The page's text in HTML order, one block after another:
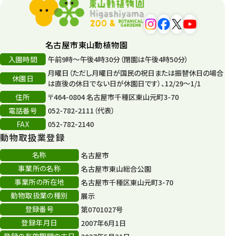
森のとこやさん
再生フォーラム
80周年 36
その他
その他イベント
スカイタワー
年末年始のイベント
秋まつり
名古屋市東山動植物園
入園時間
午前9時～午後4時30分（閉園は午後4時50分）
休園日
月曜日（ただし月曜日が国民の祝日または振替休日の場合
は直後の休日でない日が休園日です）、12/29～1/1
住所
〒464-0804 名古屋市千種区東山元町3-70
電話番号
052-782-2111（代表）
FAX
052-782-2140
動物取扱業登録
名称
名古屋市
事業所の名称
名古屋市東山総合公園
事業所の所在地
名古屋市千種区東山元町3-70
動物取扱業の種別
展示
登録番号
第0701027号
登録年月日
2007年6月1日